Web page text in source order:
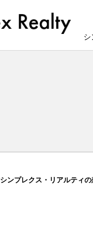
シ
シンプレクス・リアルティ